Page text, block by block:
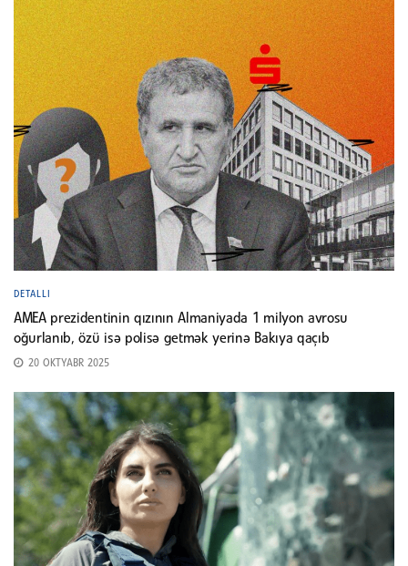
DETALLI
AMEA prezidentinin qızının Almaniyada 1 milyon avrosu
oğurlanıb, özü isə polisə getmək yerinə Bakıya qaçıb
20 OKTYABR 2025